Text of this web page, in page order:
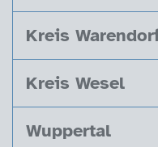
Kreis
Kreis Wesel
Wuppertal